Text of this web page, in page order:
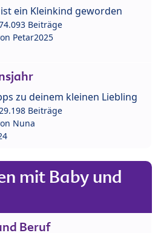
ein Kleinkind geworden
Beiträge
Petar2025
zu deinem kleinen Liebling
Beiträge
Nuna
mit Baby und
Beruf